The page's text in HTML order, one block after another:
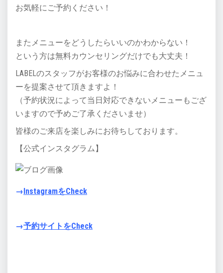
お気軽にご予約ください！
またメニューをどうしたらいいのかわからない！
という方は無料カウンセリングだけでも大丈夫！
LABELのスタッフがお客様のお悩みに合わせたメニュ
ーを提案させて頂きますよ！
（予約状況によって当日対応できないメニューもござ
いますので予めご了承くださいませ）
皆様のご来店を楽しみにお待ちしております。
【公式インスタグラム】
→ InstagramをCheck
→予約サイトをCheck